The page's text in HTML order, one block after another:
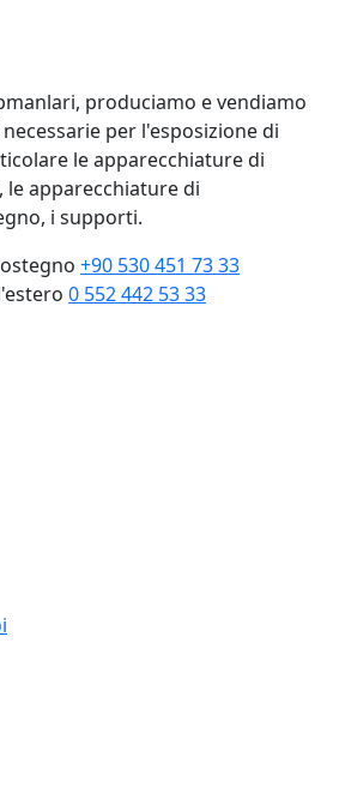
produciamo e vendiamo
per l'esposizione di
le apparecchiature di
le apparecchiature di
i supporti.
+90 530 451 73 33
0 552 442 53 33